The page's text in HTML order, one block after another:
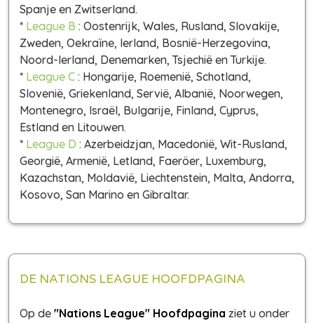
Spanje en Zwitserland.
* League B : Oostenrijk, Wales, Rusland, Slovakije,
Zweden, Oekraïne, Ierland, Bosnië-Herzegovina,
Noord-Ierland, Denemarken, Tsjechië en Turkije.
* League C : Hongarije, Roemenië, Schotland,
Slovenië, Griekenland, Servië, Albanië, Noorwegen,
Montenegro, Israël, Bulgarije, Finland, Cyprus,
Estland en Litouwen.
* League D : Azerbeidzjan, Macedonië, Wit-Rusland,
Georgië, Armenië, Letland, Faeröer, Luxemburg,
Kazachstan, Moldavië, Liechtenstein, Malta, Andorra,
Kosovo, San Marino en Gibraltar.
DE NATIONS LEAGUE HOOFDPAGINA
Op de "Nations League" Hoofdpagina ziet u onder